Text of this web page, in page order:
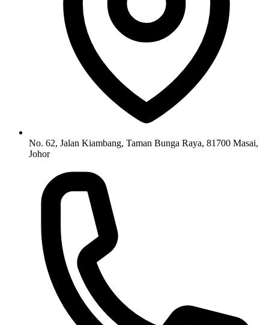
No. 62, Jalan Kiambang, Taman Bunga Raya, 81700 Masai,
Johor